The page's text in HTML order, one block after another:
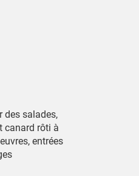
des salades,
canard rôti à
entrées